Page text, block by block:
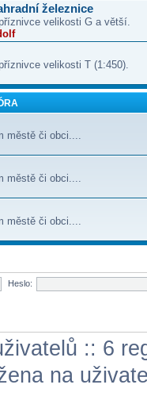
železnice
velikosti G a větší.
velikosti T (1:450).
městě či obci....
městě či obci....
městě či obci....
Heslo:
:: 6
na